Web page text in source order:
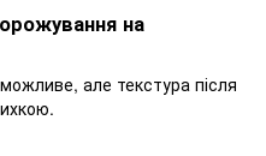
на
але текстура після